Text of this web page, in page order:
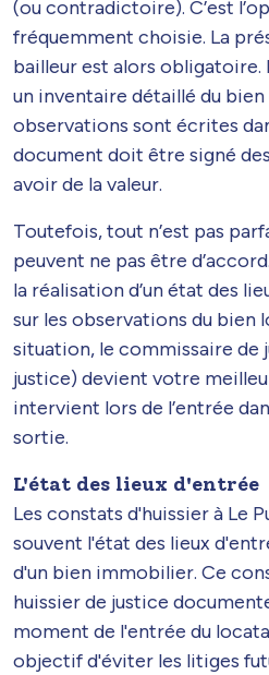
(ou contradictoire). C’est
fréquemment choisie. La
bailleur est alors
un inventaire détaillé du
observations sont écrites
document doit être signé
avoir de la valeur.
Toutefois, tout n’est pas
peuvent ne pas être
la réalisation d’un état des
sur les observations du bien
situation, le commissaire de
justice) devient votre
intervient lors de l’entrée
sortie.
L'état des lieux d'entrée
Les constats d'huissier à Le
souvent l'état des lieux
d'un bien immobilier. Ce
huissier de justice
moment de l'entrée du
objectif d'éviter les litiges